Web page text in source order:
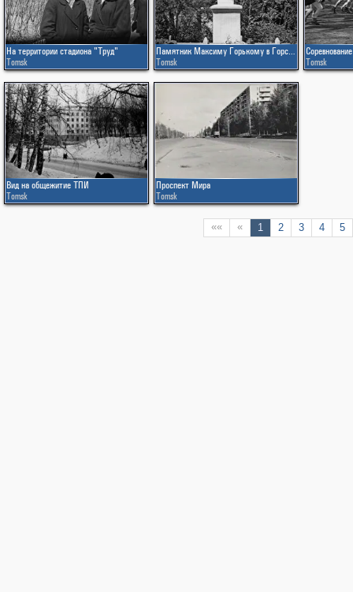
На территории стадиона "Труд"
Tomsk
Памятник Максиму Горькому в Горсаду
Tomsk Tomsk
Вид на общежитие ТПИ
Tomsk
Проспект Мира
Tomsk
«« « 1 2 3 4 5